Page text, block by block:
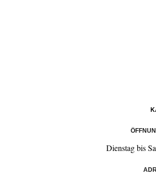
Dienstag bis